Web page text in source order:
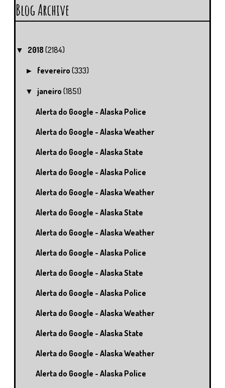
Blog Archive
▼ 2018 (2184)
► fevereiro(333)
▼ janeiro(1851)
Alerta do Google - Alaska Police
Alerta do Google - Alaska Weather
Alerta do Google - Alaska State
Alerta do Google - Alaska Police
Alerta do Google - Alaska Weather
Alerta do Google - Alaska State
Alerta do Google - Alaska Weather
Alerta do Google - Alaska Police
Alerta do Google - Alaska State
Alerta do Google - Alaska Police
Alerta do Google - Alaska Weather
Alerta do Google - Alaska State
Alerta do Google - Alaska Weather
Alerta do Google - Alaska Police